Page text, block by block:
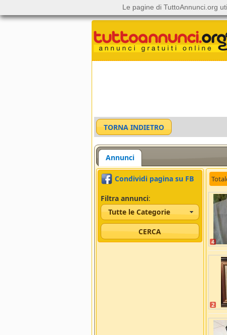
Annunci
Condividi pagina su FB
Filtra annunci:
Tutte le Categorie
4
2
Le pagine di TuttoAnnunci.org